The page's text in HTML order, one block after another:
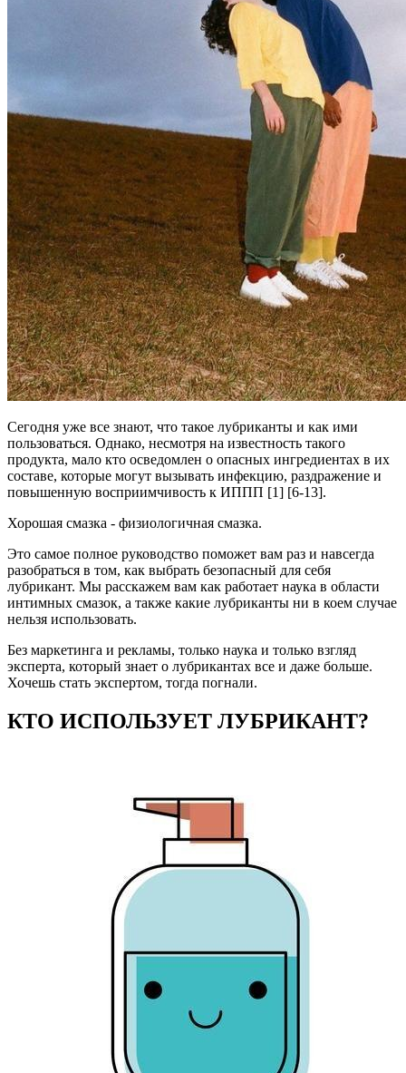
Сегодня уже все знают, что такое лубриканты и как ими
пользоваться. Однако, несмотря на известность такого
продукта, мало кто осведомлен о опасных ингредиентах в их
составе, которые могут вызывать инфекцию, раздражение и
повышенную восприимчивость к ИППП [1] [6-13].
Хорошая смазка - физиологичная смазка.
Это самое полное руководство поможет вам раз и навсегда
разобраться в том, как выбрать безопасный для себя
лубрикант. Мы расскажем вам как работает наука в области
интимных смазок, а также какие лубриканты ни в коем случае
нельзя использовать.
Без маркетинга и рекламы, только наука и только взгляд
эксперта, который знает о лубрикантах все и даже больше.
Хочешь стать экспертом, тогда погнали.
КТО ИСПОЛЬЗУЕТ ЛУБРИКАНТ?